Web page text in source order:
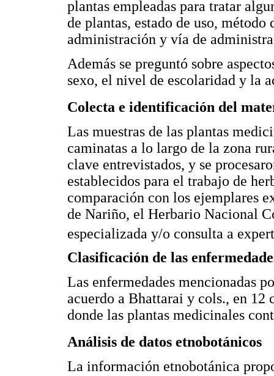
plantas empleadas para tratar
de plantas, estado de uso,
administración y vía de
Además se preguntó sobre
sexo, el nivel de escolaridad y la
Colecta e identificación del
Las muestras de las plantas
caminatas a lo largo de la zona
clave entrevistados, y se
establecidos para el trabajo de
comparación con los ejemplares
de Nariño, el Herbario Nacional
especializada y/o consulta a
Clasificación de las
Las enfermedades mencionadas
acuerdo a Bhattarai y cols., en 12
donde las plantas medicinales
Análisis de datos etnobotánicos
La información etnobotánica